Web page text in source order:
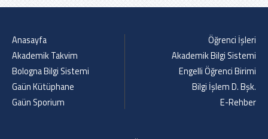
Anasayfa
Akademik Takvim
Bologna Bilgi Sistemi
Gaün Kütüphane
Gaün Sporium
Öğrenci İşleri
Akademik Bilgi Sistemi
Engelli Öğrenci Birimi
Bilgi İşlem D. Bşk.
E-Rehber